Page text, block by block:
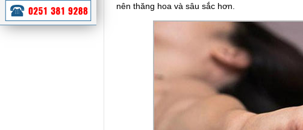
nên thăng hoa và sâu sắc hơn.